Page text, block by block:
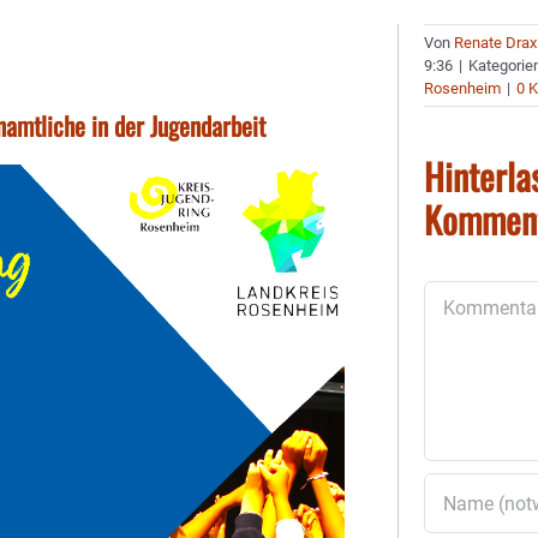
in der Jugendarbeit
Von Renate Drax
9:36 |
Rosenheim | 0